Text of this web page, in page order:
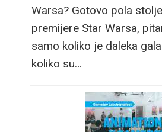
Warsa? Gotovo pola
premijere Star Warsa,
samo koliko je daleka
koliko su…